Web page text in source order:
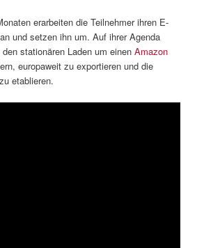
erarbeiten die Teilnehmer ihren E-
und setzen ihn um. Auf ihrer Agenda
stationären Laden um einenAmazon
europaweit zu exportieren und die
etablieren.